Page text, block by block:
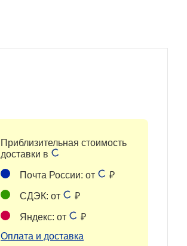
Приблизительная стоимость
доставки в
Почта России: от ₽
СДЭК: от ₽
Яндекс: от
₽
Оплата и доставка